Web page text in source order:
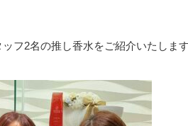
フ2名の推し香水をご紹介いたしま